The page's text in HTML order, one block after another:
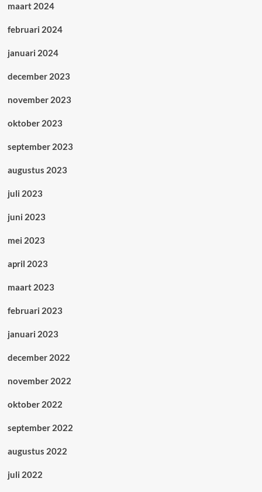
maart 2024
februari 2024
januari 2024
december 2023
november 2023
oktober 2023
september 2023
augustus 2023
juli 2023
juni 2023
mei 2023
april 2023
maart 2023
februari 2023
januari 2023
december 2022
november 2022
oktober 2022
september 2022
augustus 2022
juli 2022